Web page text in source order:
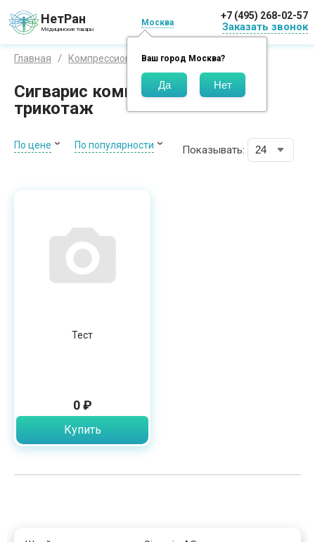
НетРан
Медицинские товары
Москва
Ваш город Москва?
+7 (495) 268-02-57
Заказать звонок
Главная Компрессионный трикотаж Sigvaris
Сигварис компрессионный
трикотаж
По цене По популярности Показывать:
Тест
0 ₽
Купить